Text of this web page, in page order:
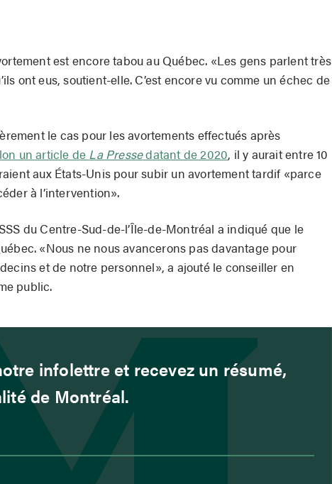
est encore tabou au Québec. «Les gens parlent très
ont eus, soutient-elle. C’est encore vu comme un échec de
le cas pour les avortements effectués après
un article de La Pressedatant de 2020, il y aurait entre 10
aux États-Unis pour subir un avortement tardif «parce
à l’intervention».
du Centre-Sud-de-l’Île-de-Montréal a indiqué que le
«Nous ne nous avancerons pas davantage pour
et de notre personnel», a ajouté le conseiller en
public.
infolettre et recevez un résumé,
de Montréal.